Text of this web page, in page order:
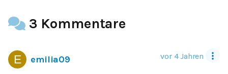
3 Kommentare
emilia09 vor 4 Jahren